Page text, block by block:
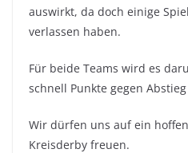
auswirkt, da doch einige
verlassen haben.
Für beide Teams wird es
schnell Punkte gegen
Wir dürfen uns auf ein
Kreisderby freuen.